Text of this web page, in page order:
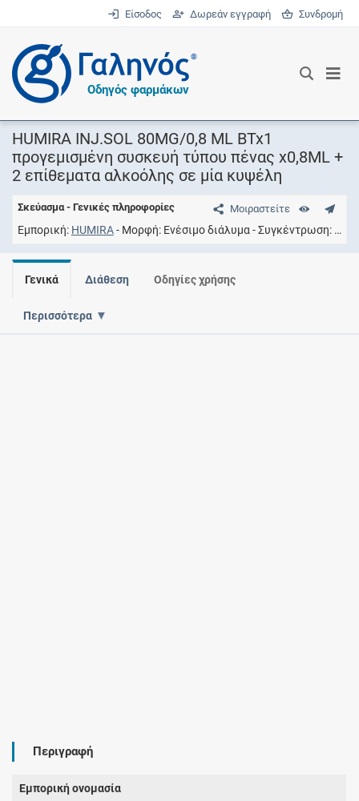
Είσοδος Δωρεάν εγγραφή Συνδρομή
®
Οδηγός φαρμάκων
HUMIRA INJ.SOL 80MG/0,8 ML BTx1
προγεμισμένη συσκευή τύπου πένας x0,8ML +
2 επίθεματα αλκοόλης σε μία κυψέλη
Μοιραστείτε
Σκεύασμα - Γενικές πληροφορίες
Εμπορική HUMIRA Μορφή Ενέσιμο διάλυμα Συγκέντρωση
Γενικά Διάθεση Οδηγίες χρήσης
Περισσότερα
Περιγραφή
Εμπορική ονομασία